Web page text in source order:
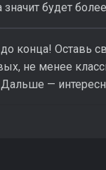
значит будет
конца! Оставь
не менее
Дальше —